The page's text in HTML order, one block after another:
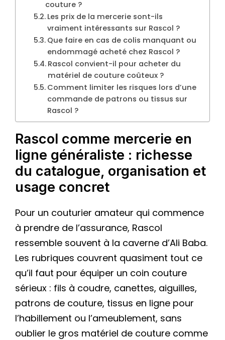
couture ?
Les prix de la mercerie sont-ils
vraiment intéressants sur Rascol ?
Que faire en cas de colis manquant ou
endommagé acheté chez Rascol ?
Rascol convient-il pour acheter du
matériel de couture coûteux ?
Comment limiter les risques lors d’une
commande de patrons ou tissus sur
Rascol ?
Rascol comme mercerie en
ligne généraliste : richesse
du catalogue, organisation et
usage concret
Pour un couturier amateur qui commence
à prendre de l’assurance, Rascol
ressemble souvent à la caverne d’Ali Baba.
Les rubriques couvrent quasiment tout ce
qu’il faut pour équiper un coin couture
sérieux : fils à coudre, canettes, aiguilles,
patrons de couture, tissus en ligne pour
l’habillement ou l’ameublement, sans
oublier le gros matériel de couture comme